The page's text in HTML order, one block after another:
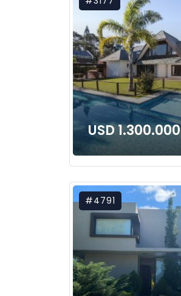
USD 1.300.000
#4791